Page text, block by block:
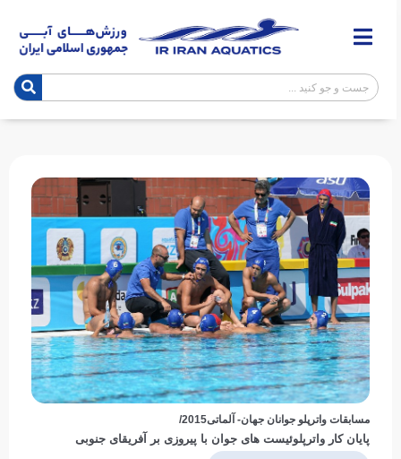
مسابقات واترپلو جوانان جهان- آلماتی2015/
پایان کار واترپلوئیست های جوان با پیروزی بر آفریقای جنوبی